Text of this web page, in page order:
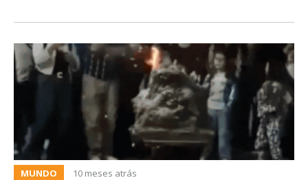
MUNDO 10 meses atrás